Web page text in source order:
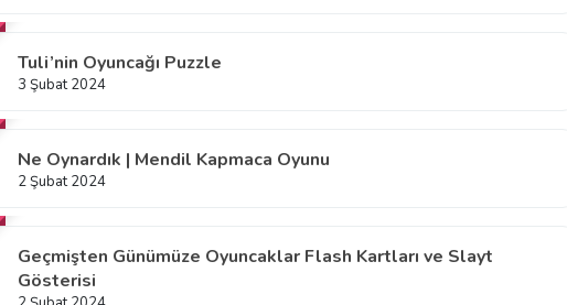
Tuli’nin Oyuncağı Puzzle
3 Şubat 2024
Ne Oynardık | Mendil Kapmaca Oyunu
2 Şubat 2024
Geçmişten Günümüze Oyuncaklar Flash Kartları ve Slayt
Gösterisi